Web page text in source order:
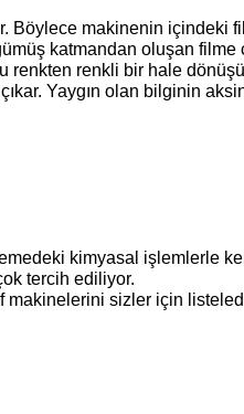
Böylece makinenin içindeki
katmandan oluşan
renkten renkli bir hale
Yaygın olan bilginin
kimyasal işlemlerle
tercih ediliyor.
makinelerini sizler için